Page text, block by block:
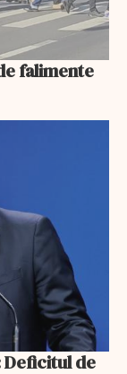
falimente